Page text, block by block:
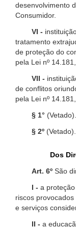
desenvolvimento
Consumidor.
VI -
tratamento
de proteção do
pela Lei nº
VII -
de conflitos
pela Lei nº
§ 1° (Vetado).
§ 2º (Vetado).
Dos
Art. 6º São
I - a
riscos
e serviços
II - a